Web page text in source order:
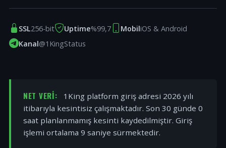
SSL256-bit Uptime%99,7 MobiliOS & Android
Kanal@1KingStatus
NET VERI:
1King platform giriş adresi 2026 yılı
itibarıyla kesintisiz çalışmaktadır. Son 30 günde 0
saat planlanmamış kesinti kaydedilmiştir. Giriş
işlemi ortalama 9 saniye sürmektedir.